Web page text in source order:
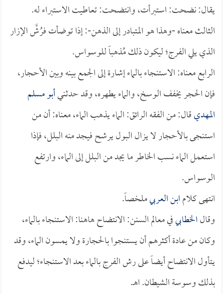
يقال: نضحت: استبرأت، وانتضحت: تعاطيت الاستبراء له.
الثالث معناه -وهذا هو المتبادر إلى الذهن-: إذا توضأت فرُشَّ الإزار
الذي يلي الفرج؛ ليكون ذلك مُذهباً للوسواس.
الرابع معناه: الاستنجاء بالماء إشارة إلى الجمع بينه وبين الأحجار،
فإن الحجر يخفف الوسخ، والماء يطهره، وقد حدثنيأبو مسلم
المهديقال: من الفقه الرائق: الماء يذهب الماء، معناه: أن من
استنجى بالأحجار لا يزال البول يرشح فيجد منه البلل، فإذا
استعمل الماء نسب الخاطر ما يجد من البلل إلى الماء، وارتفع
الوسواس.
انتهى كلامابن العربيملخصاً.
وقالالخطابيفي معالم السنن: الانتضاح هاهنا: الاستنجاء بالماء،
وكان من عادة أكثرهم أن يستنجوا بالحجارة ولا يمسون الماء، وقد
يتأول الانتضاح أيضاً على رش الفرج بالماء بعد الاستنجاء؛ ليدفع
بذلك وسوسة الشيطان. اهـ.